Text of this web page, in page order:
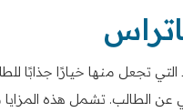
تجعل منها خيارًا جذابًا
الطالب. تشمل هذه المزايا